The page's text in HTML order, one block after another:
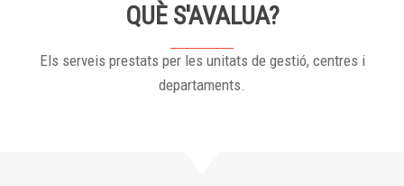
QUÈ S'AVALUA?
Els serveis prestats per les unitats de gestió, centres i
departaments.